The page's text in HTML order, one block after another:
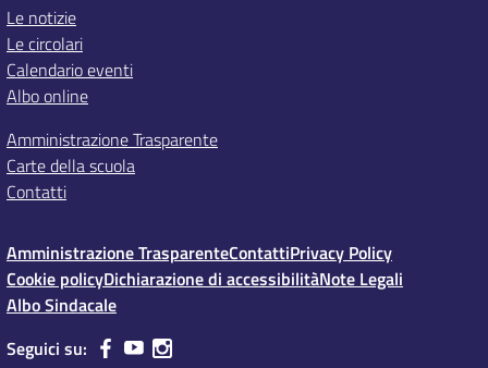
Le notizie
Le circolari
Calendario eventi
Albo online
Amministrazione Trasparente
Carte della scuola
Contatti
Amministrazione TrasparenteContattiPrivacy Policy
Cookie policyDichiarazione di accessibilitàNote Legali
Albo Sindacale
Seguici su: